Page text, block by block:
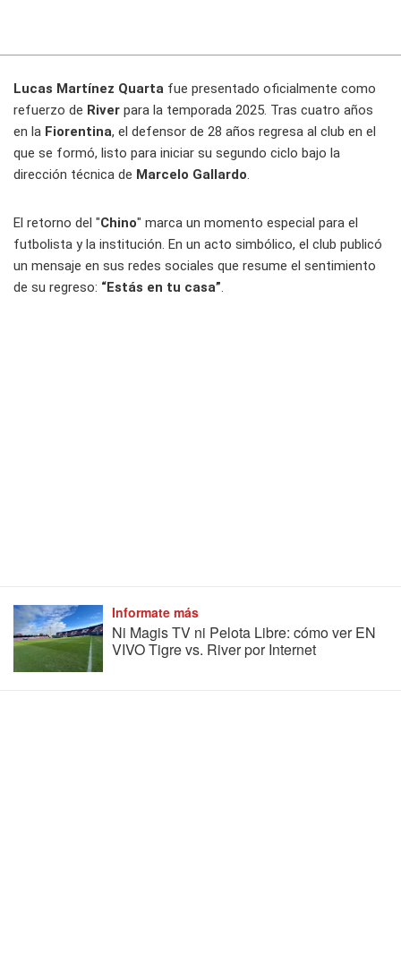
Lucas Martínez Quarta fue presentado oficialmente como
refuerzo de River para la temporada 2025. Tras cuatro años
en la Fiorentina, el defensor de 28 años regresa al club en el
que se formó, listo para iniciar su segundo ciclo bajo la
dirección técnica de Marcelo Gallardo.
El retorno del "Chino" marca un momento especial para el
futbolista y la institución. En un acto simbólico, el club publicó
un mensaje en sus redes sociales que resume el sentimiento
de su regreso: “Estás en tu casa”.
Informate más
Ni Magis TV ni Pelota Libre: cómo ver EN
VIVO Tigre vs. River por Internet